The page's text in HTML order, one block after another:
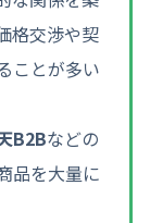
格交渉や契
ことが多い
B2Bなどの
品を大量に